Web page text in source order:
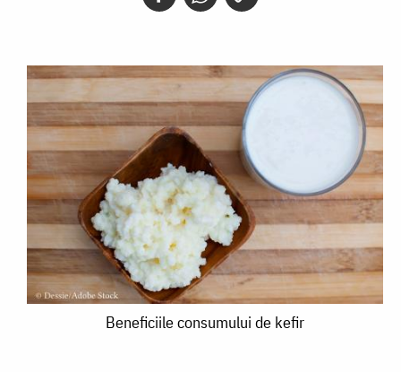
BeneficiileBeneficiile consumului de kefir